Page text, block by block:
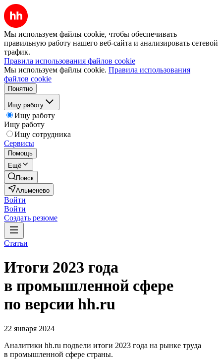
Мы используем файлы cookie, чтобы обеспечивать
правильную работу нашего веб-сайта и анализировать сетевой
трафик.
Правила использования файлов cookie
Мы используем файлы cookie. Правила использования
файлов cookie
Понятно
Ищу работу
Ищу работу
Ищу работу
Ищу сотрудника
Сервисы
Помощь
Ещё
Поиск
Альменево
Войти
Войти
Создать резюме
Статьи
Итоги 2023 года
в промышленной сфере
по версии hh.ru
22 января 2024
Аналитики hh.ru подвели итоги 2023 года на рынке труда
в промышленной сфере страны.